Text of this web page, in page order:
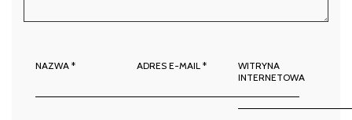
NAZWA * ADRES E-MAIL*
WITRYNA
INTERNETOWA